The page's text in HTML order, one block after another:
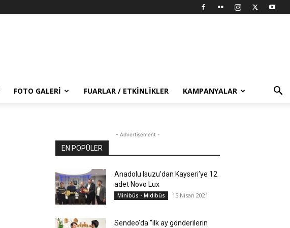
FOTO GALERI FUARLAR / ETKINLIKLER KAMPANYALAR
- Advertisement -
EN POPÜLER
Anadolu Isuzu’dan Kayseri’ye 12
adet Novo Lux
Minibüs - Midibüs 15 Nisan 2021
Sendeo’da “ilk ay gönderilerin